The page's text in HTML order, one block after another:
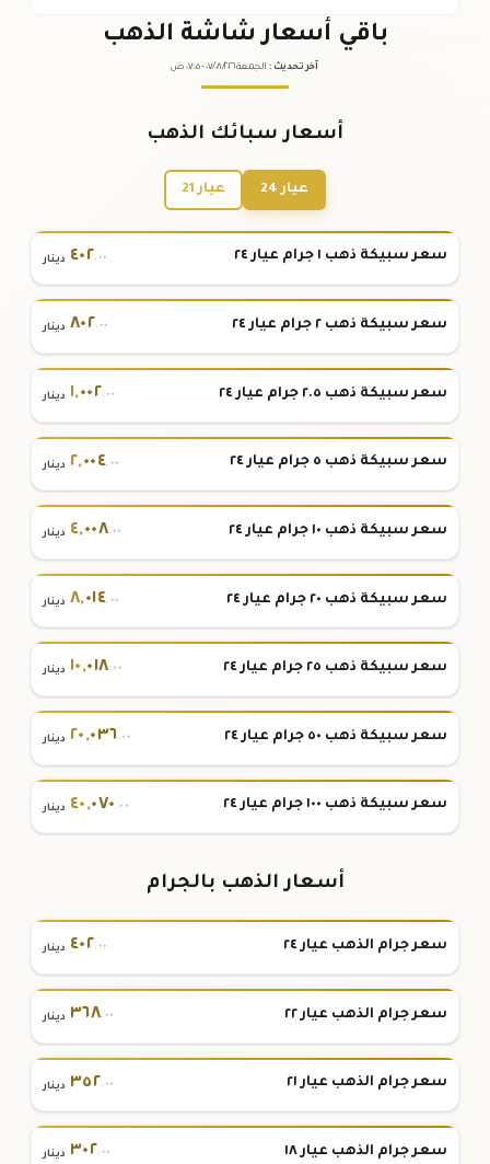
باقي أسعار شاشة الذهب
آخر تحديث : الجمعة ٠٧ /٠٨/٢٠٢٦ - ٠٧:٠٥ ص
أسعار سبائك الذهب
عيار 24 عيار 21
سعر سبيكة ذهب ١ جرام عيار ٢٤ ٤٠٢.٠٠ دينار
سعر سبيكة ذهب ٢ جرام عيار ٢٤ ٨٠٢.٠٠ دينار
سعر سبيكة ذهب ٢.٥ جرام عيار ٢٤ ١,٠٠٢.٠٠ دينار
سعر سبيكة ذهب ٥ جرام عيار ٢٤ ٢,٠٠٤.٠٠ دينار
سعر سبيكة ذهب ١٠ جرام عيار ٢٤ ٤,٠٠٨.٠٠ دينار
سعر سبيكة ذهب ٢٠ جرام عيار ٢٤ ٨,٠١٤.٠٠ دينار
سعر سبيكة ذهب ٢٥ جرام عيار ٢٤ ١٠,٠١٨.٠٠ دينار
سعر سبيكة ذهب ٥٠ جرام عيار ٢٤ ٢٠,٠٣٦.٠٠ دينار
سعر سبيكة ذهب ١٠٠ جرام عيار ٢٤ ٤٠,٠٧٠ .٠٠ دينار
أسعار الذهب بالجرام
سعر جرام الذهب عيار ٢٤ ٤٠٢.٠٠ دينار
سعر جرام الذهب عيار ٢٢ ٣٦٨.٠٠ دينار
سعر جرام الذهب عيار ٢١ ٣٥٢.٠٠ دينار
سعر جرام الذهب عيار ١٨ ٣٠٢.٠٠ دينار